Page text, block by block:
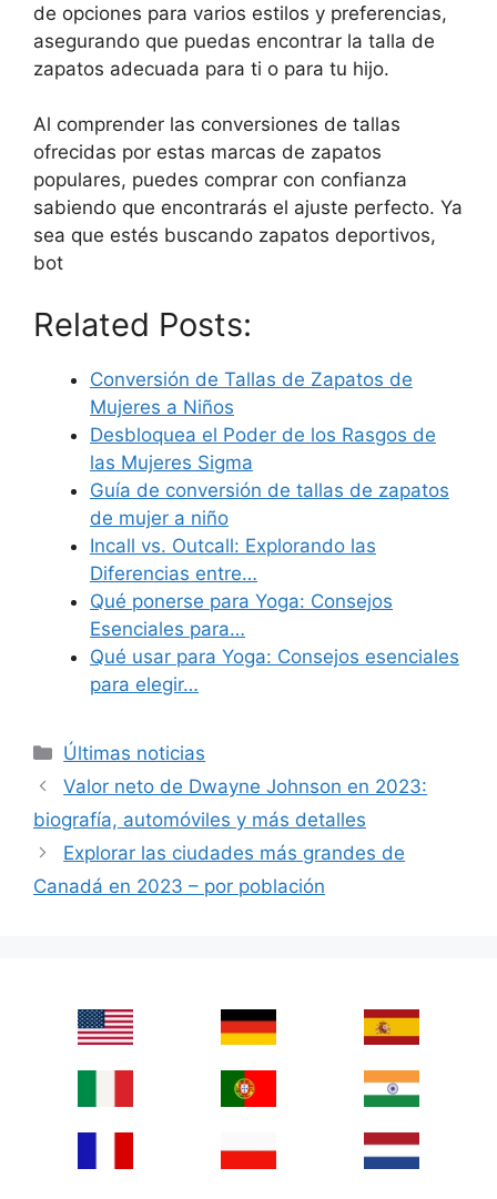
de opciones para varios estilos y preferencias,
asegurando que puedas encontrar la talla de
zapatos adecuada para ti o para tu hijo.
Al comprender las conversiones de tallas
ofrecidas por estas marcas de zapatos
populares, puedes comprar con confianza
sabiendo que encontrarás el ajuste perfecto. Ya
sea que estés buscando zapatos deportivos,
bot
Related Posts:
Conversión de Tallas de Zapatos de
Mujeres a Niños
Desbloquea el Poder de los Rasgos de
las Mujeres Sigma
Guía de conversión de tallas de zapatos
de mujer a niño
Incall vs. Outcall: Explorando las
Diferencias entre…
Qué ponerse para Yoga: Consejos
Esenciales para…
Qué usar para Yoga: Consejos esenciales
para elegir…
Categories
Últimas noticias
Valor neto de Dwayne Johnson en 2023:
biografía, automóviles y más detalles
Explorar las ciudades más grandes de
Canadá en 2023 – por población